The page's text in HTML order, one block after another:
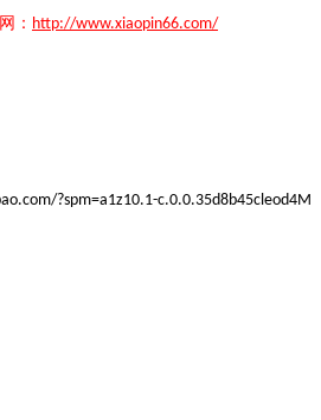
网： http://www.xiaopin66.com/
?spm=a1z10.1-c.0.0.35d8b45cleod4M